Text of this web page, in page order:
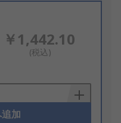
￥1,442.10
(税込)
加